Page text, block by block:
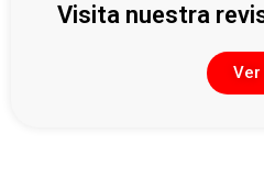
Visita nuestra
Ver